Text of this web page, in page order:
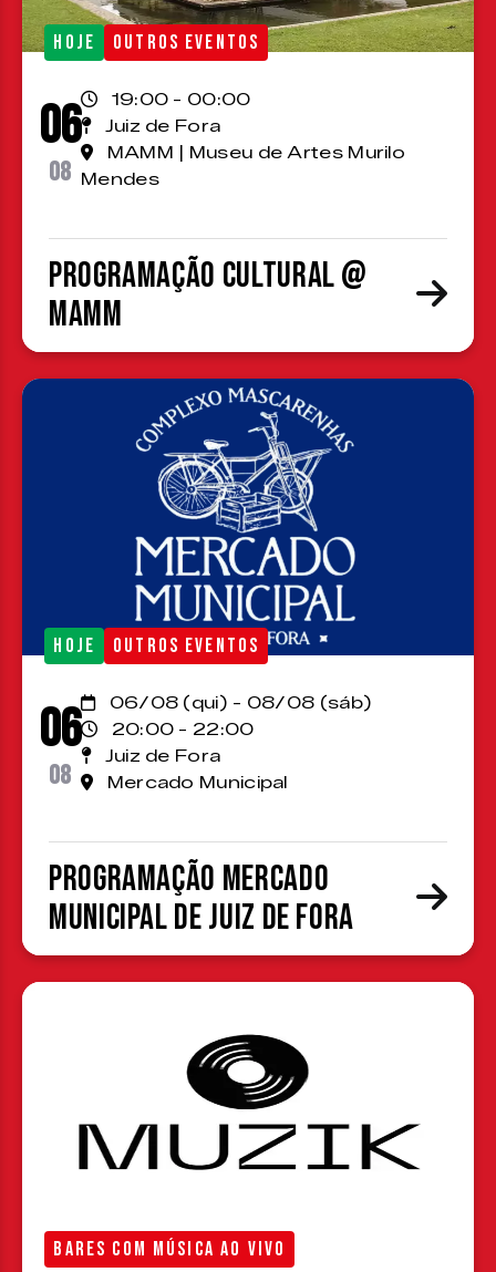
HOJE OUTROS EVENTOS
06
08
19:00 - 00:00
Juiz de Fora
MAMM | Museu de Artes Murilo
Mendes
Programação cultural @
MAMM
HOJE OUTROS EVENTOS
06
08
06/08 (qui) - 08/08 (sáb)
20:00 - 22:00
Juiz de Fora
Mercado Municipal
Programação Mercado
Municipal de Juiz de Fora
BARES COM MÚSICA AO VIVO